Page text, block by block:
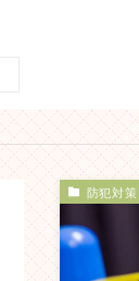
防犯対策